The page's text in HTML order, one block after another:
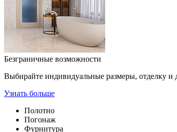
Безграничные возможности
Выбирайте индивидуальные размеры, отделку
Узнать больше
Полотно
Погонаж
Фурнитура